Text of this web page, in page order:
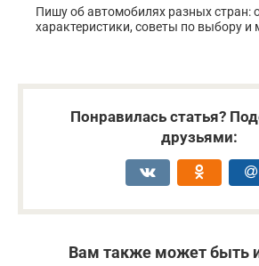
Пишу об автомобилях разных стран:
характеристики, советы по выбору и
Понравилась статья?
друзьями:
Вам также может быть